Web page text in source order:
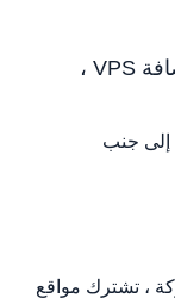
مقارنة بين الاستضافة المشتركة ، استضافة VPS ،
إلى جنب
، تشترك مواقع